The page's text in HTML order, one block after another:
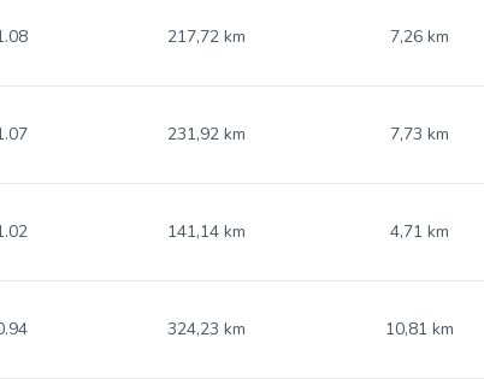
217,72 km 7,26 km
231,92 km 7,73 km
141,14 km 4,71 km
324,23 km 10,81 km